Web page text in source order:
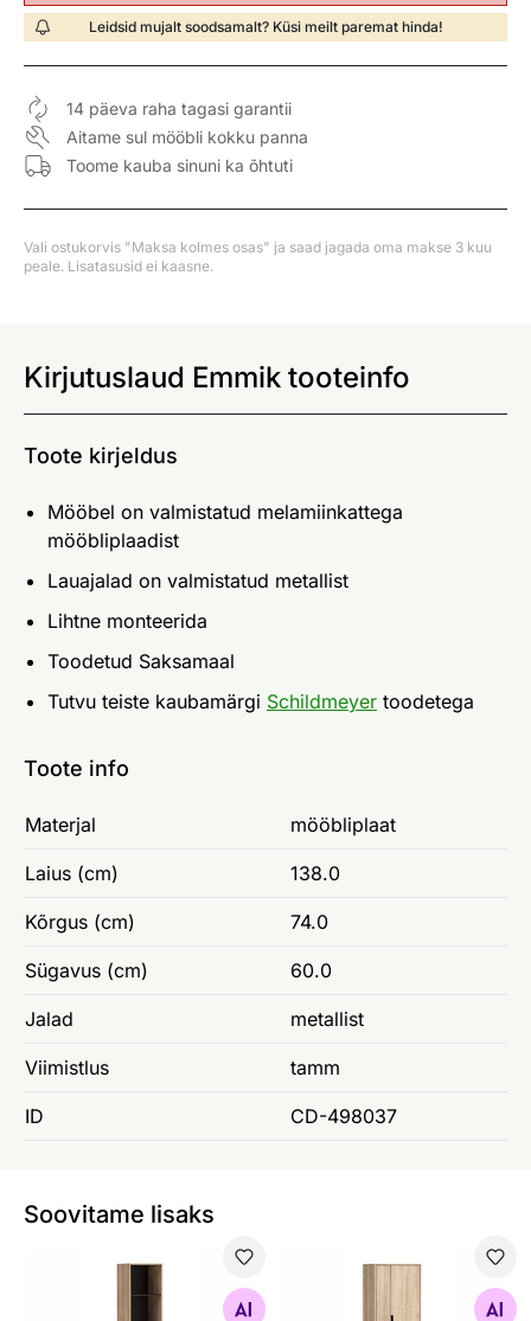
Leidsid mujalt soodsamalt? Küsi meilt paremat hinda!
14 päeva raha tagasi garantii
Aitame sul mööbli kokku panna
Toome kauba sinuni ka õhtuti
Vali ostukorvis "Maksa kolmes osas" ja saad jagada oma makse 3 kuu
peale. Lisatasusid ei kaasne.
Kirjutuslaud Emmik tooteinfo
Toote kirjeldus
Mööbel on valmistatud melamiinkattega
mööbliplaadist
Lauajalad on valmistatud metallist
Lihtne monteerida
Toodetud Saksamaal
Tutvu teiste kaubamärgi Schildmeyer toodetega
Toote info
Materjal mööbliplaat
Laius (cm) 138.0
Kõrgus (cm) 74.0
Sügavus (cm) 60.0
Jalad metallist
Viimistlus tamm
ID CD-498037
Soovitame lisaks